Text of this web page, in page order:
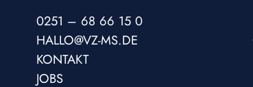
0251 – 68 66 15 0
HALLO@VZ-MS.DE
KONTAKT
JOBS